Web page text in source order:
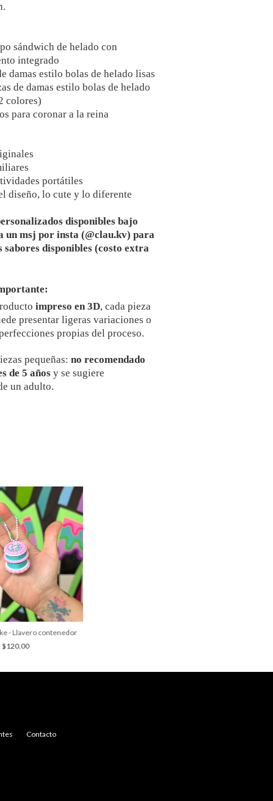
sándwich de helado con
integrado
damas estilo bolas de helado lisas
de damas estilo bolas de helado
colores)
para coronar a la reina
portátiles
diseño, lo cute y lo diferente
disponibles bajo
un msj por insta (@clau.kv) para
sabores disponibles (costo extra
impreso en 3D, cada pieza
presentar ligeras variaciones o
propias del proceso.
pequeñas: no recomendado
de 5 añosy se sugiere
un adulto.
- Llavero contenedor
$120.00
Contacto